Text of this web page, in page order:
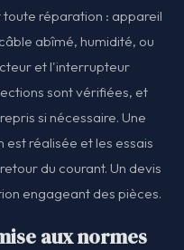
réparation : appareil
abîmé, humidité, ou
et l'interrupteur
sont vérifiées, et
si nécessaire. Une
réalisée et les essais
du courant. Un devis
engageant des pièces.
aux normes